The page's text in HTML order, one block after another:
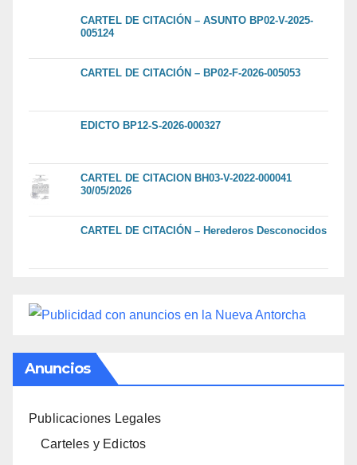
CARTEL DE CITACIÓN – ASUNTO BP02-V-2025-
005124
CARTEL DE CITACIÓN – BP02-F-2026-005053
EDICTO BP12-S-2026-000327
CARTEL DE CITACION BH03-V-2022-000041
30/05/2026
CARTEL DE CITACIÓN – Herederos Desconocidos
Anuncios
Publicaciones Legales
Carteles y Edictos